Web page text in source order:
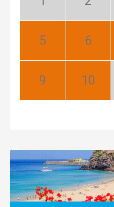
Leden:
Únor:
Květen:
Červen:
Září:
Říjen: